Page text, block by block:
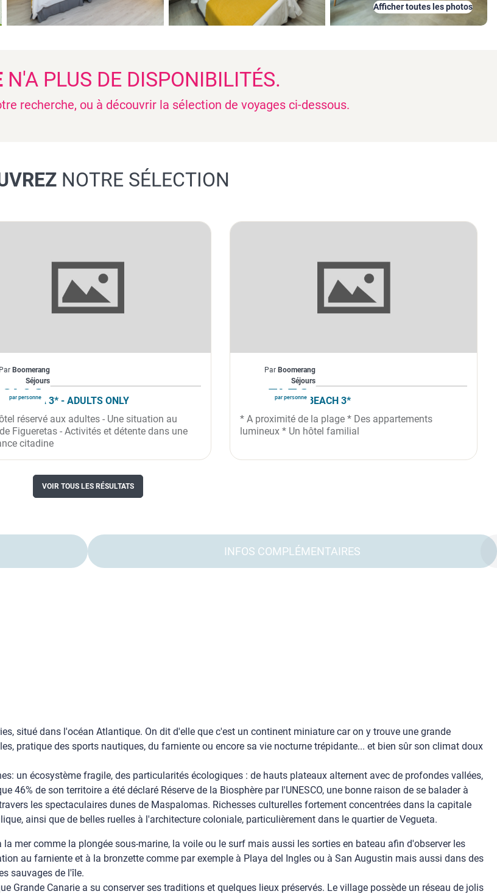
Afficher toutes les photos
N'A PLUS DE DISPONIBILITÉS.
recherche, ou à découvrir la sélection de voyages ci-dessous.
NOTRE SÉLECTION
À partir de
370€
par personne
Par Boomerang
Séjours
LEI IBIZA 3* - ADULTS ONLY
réservé aux adultes - Une situation au
Figueretas - Activités et détente dans une
citadine
À partir de
272€
par personne
Par Boomerang
Séjours
Espagne
BAHIA CALMA BEACH 3*
* A proximité de la plage * Des appartements
lumineux * Un hôtel familial
VOIR TOUS LES RÉSULTATS
INFOS COMPLÉMENTAIRES
situé dans l'océan Atlantique. On dit d'elle que c'est un continent miniature car on y trouve une grande
pratique des sports nautiques, du farniente ou encore sa vie nocturne trépidante... et bien sûr son climat doux
un écosystème fragile, des particularités écologiques : de hauts plateaux alternent avec de profondes vallées,
de son territoire a été déclaré Réserve de la Biosphère par l'UNESCO, une bonne raison de se balader à
les spectaculaires dunes de Maspalomas. Richesses culturelles fortement concentrées dans la capitale
ainsi que de belles ruelles à l'architecture coloniale, particulièrement dans le quartier de Vegueta.
mer comme la plongée sous-marine, la voile ou le surf mais aussi les sorties en bateau afin d'observer les
au farniente et à la bronzette comme par exemple à Playa del Ingles ou à San Augustin mais aussi dans des
sauvages de l'île.
Grande Canarie a su conserver ses traditions et quelques lieux préservés. Le village possède un réseau de jolis